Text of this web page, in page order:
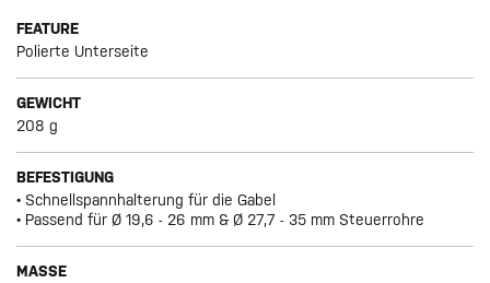
FEATURE
Polierte Unterseite
GEWICHT
208 g
BEFESTIGUNG
• Schnellspannhalterung für die Gabel
• Passend für Ø 19,6 - 26 mm & Ø 27,7 - 35 mm Steuerrohre
MASSE